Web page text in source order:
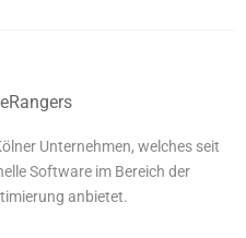
Unternehmen, welches seit
Software im Bereich der
anbietet.